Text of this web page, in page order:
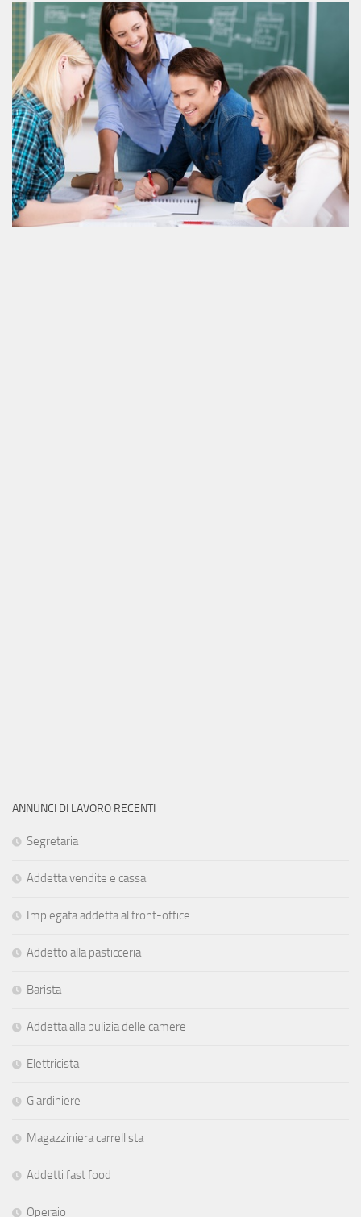
tua
città
ANNUNCI DI LAVORO RECENTI
Segretaria
Addetta vendite e cassa
Impiegata addetta al front-office
Addetto alla pasticceria
Barista
Addetta alla pulizia delle camere
Elettricista
Giardiniere
Magazziniera carrellista
Addetti fast food
Operaio